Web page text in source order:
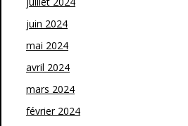
juin 2024
mai 2024
avril 2024
mars 2024
février 2024